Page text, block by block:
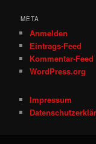
META
Anmelden
Eintrags-Feed
Kommentar-Feed
WordPress.org
Impressum